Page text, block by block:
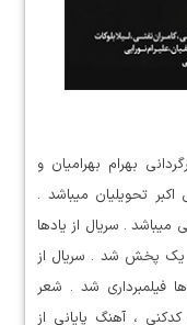
بهرام بهرامیان و
تحویلیان میباشد .
میباشد . سریال از یادها
سال ۱۳۹۸ از شبکه یک پخش شد . سریال از
فیلمبرداری شد . شعر
، آهنگ پایانی از